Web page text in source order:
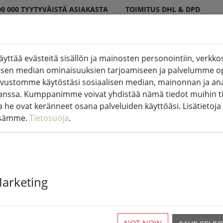
000 TYYTYVÄISTÄ ASIAKASTA TOIMITUS DHL & DPD
ja ulkotiloissa
Keittiö & ruoka
Kaemingk
Basic
valkoinen
evästeitä sisällön ja mainosten personointiin,
median ominaisuuksien tarjoamiseen ja palvelumme
käytöstäsi sosiaalisen median, mainonnan ja
Kumppanimme voivat yhdistää nämä tiedot muihin
ovat keränneet osana palveluiden käyttöäsi. Lisätietoja
Tietosuoja.